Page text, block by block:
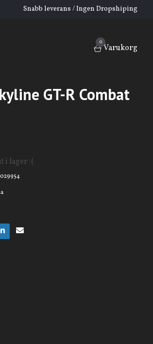
Snabb leverans / Ingen Dropshiping
0
Varukorg
GT-R Combat
i lager :(